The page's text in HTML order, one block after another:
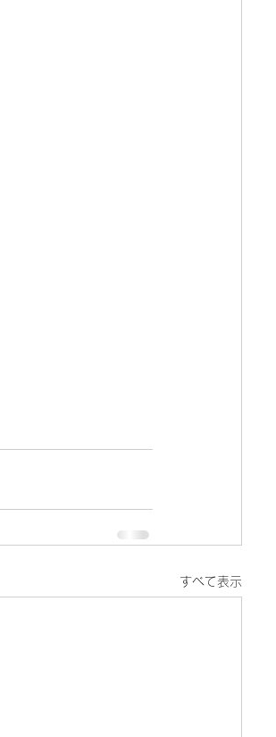
すべて表示